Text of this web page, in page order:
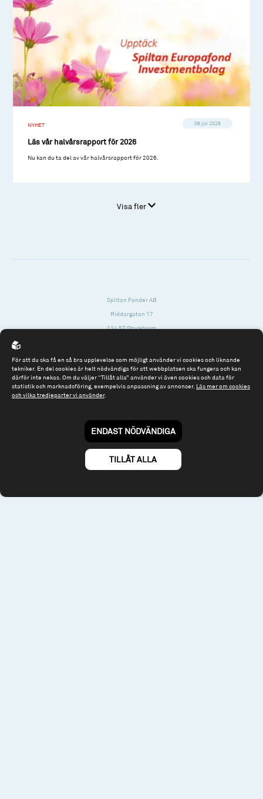
NYHET 08 jul 2026
Läs vår halvårsrapport för 2026
Nu kan du ta del av vår halvårsrapport för 2026.
Visa fler
Spiltan Fonder AB
Riddargatan 17
114 57 Stockholm
Tel: 08 - 545 813 40
Till spiltan.se
© 2026 - Spiltan Fonder AB
By Sphinxly
För att du ska få en så bra upplevelse som möjligt använder vi cookies och liknande
tekniker. En del cookies är helt nödvändiga för att webbplatsen ska fungera och kan
därför inte nekas. Om du väljer “Tillåt alla” använder vi även cookies och data för
statistik och marknadsföring, exempelvis anpassning av annonser. Läs mer om cookies
och vilka tredjeparter vi använder.
ENDAST NÖDVÄNDIGA
TILLÅT ALLA